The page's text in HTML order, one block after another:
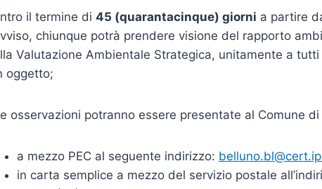
il termine di 45 (quarantacinque) giorni a partire
chiunque potrà prendere visione del rapporto
Valutazione Ambientale Strategica, unitamente a
oggetto;
osservazioni potranno essere presentate al Comune di
a mezzo PEC al seguente indirizzo:
in carta semplice a mezzo del servizio postale